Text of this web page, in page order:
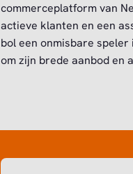
commerceplatform van
actieve klanten en een
bol een onmisbare
om zijn brede aanbod en